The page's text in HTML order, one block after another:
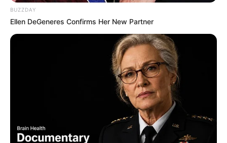
BUZZDAY
Ellen DeGeneres Confirms Her New Partner